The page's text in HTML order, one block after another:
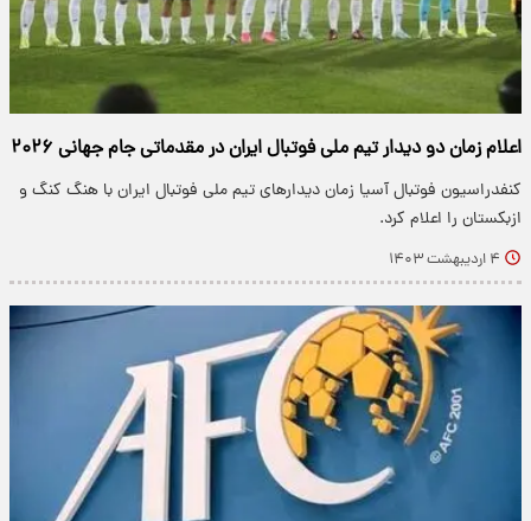
اعلام زمان دو دیدار تیم ملی فوتبال ایران در مقدماتی جام جهانی ۲۰۲۶
کنفدراسیون فوتبال آسیا زمان دیدارهای تیم ملی فوتبال ایران با هنگ کنگ و
ازبکستان را اعلام کرد.
۴ اردیبهشت ۱۴۰۳